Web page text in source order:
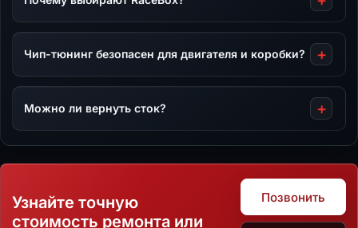
Чип-тюнинг безопасен для двигателя и коробки?
Можно ли вернуть сток?
Узнайте точную
стоимость ремонта или
Позвонить